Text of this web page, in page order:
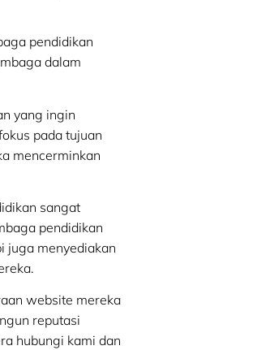
pendidikan
dalam
yang ingin
pada tujuan
mencerminkan
sangat
pendidikan
juga menyediakan
website mereka
reputasi
hubungi kami dan